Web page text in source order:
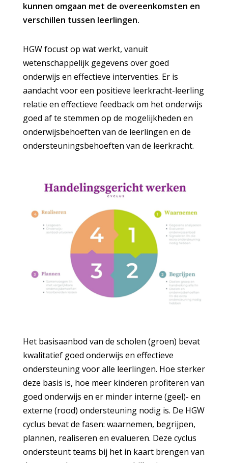
kunnen omgaan met de overeenkomsten en
verschillen tussen leerlingen.
HGW focust op wat werkt, vanuit
wetenschappelijk gegevens over goed
onderwijs en effectieve interventies. Er is
aandacht voor een positieve leerkracht-leerling
relatie en effectieve feedback om het onderwijs
goed af te stemmen op de mogelijkheden en
onderwijsbehoeften van de leerlingen en de
ondersteuningsbehoeften van de leerkracht.
Het basisaanbod van de scholen (groen) bevat
kwalitatief goed onderwijs en effectieve
ondersteuning voor alle leerlingen. Hoe sterker
deze basis is, hoe meer kinderen profiteren van
goed onderwijs en er minder interne (geel)- en
externe (rood) ondersteuning nodig is. De HGW
cyclus bevat de fasen: waarnemen, begrijpen,
plannen, realiseren en evalueren. Deze cyclus
ondersteunt teams bij het in kaart brengen van